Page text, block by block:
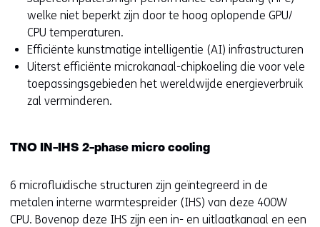
welke niet beperkt zijn door te hoog oplopende GPU/
CPU temperaturen.
Efficiënte kunstmatige intelligentie (AI) infrastructuren
Uiterst efficiënte microkanaal-chipkoeling die voor vele
toepassingsgebieden het wereldwijde energieverbruik
zal verminderen.
TNO IN-IHS 2-phase micro cooling
6 microfluïdische structuren zijn geïntegreerd in de
metalen interne warmtespreider (IHS) van deze 400W
CPU. Bovenop deze IHS zijn een in- en uitlaatkanaal en een